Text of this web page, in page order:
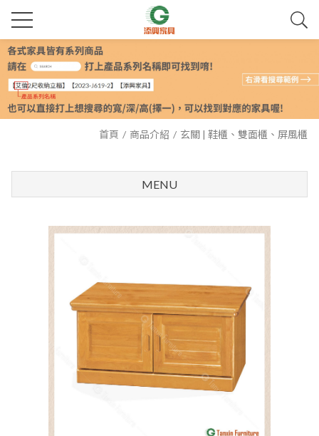
首頁 商品介紹 玄關 | 鞋櫃、雙面櫃、屏風櫃
MENU